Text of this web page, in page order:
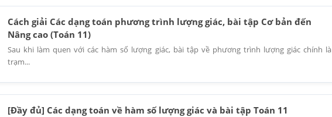
Cách giải Các dạng toán phương trình lượng giác, bài tập Cơ bản đến
Nâng cao (Toán 11)
Sau khi làm quen với các hàm số lượng giác, bài tập về phương trình lượng giác chính là
trạm...
[Đầy đủ] Các dạng toán về hàm số lượng giác và bài tập Toán 11